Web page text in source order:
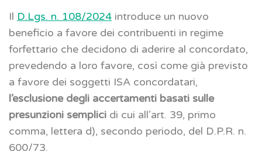
Il D.Lgs. n. 108/2024 introduce un nuovo
beneficio a favore dei contribuenti in regime
forfettario che decidono di aderire al concordato,
prevedendo a loro favore, così come già previsto
a favore dei soggetti ISA concordatari,
l’esclusione degli accertamenti basati sulle
presunzioni semplici di cui all’art. 39, primo
comma, lettera d), secondo periodo, del D.P.R. n.
600/73.